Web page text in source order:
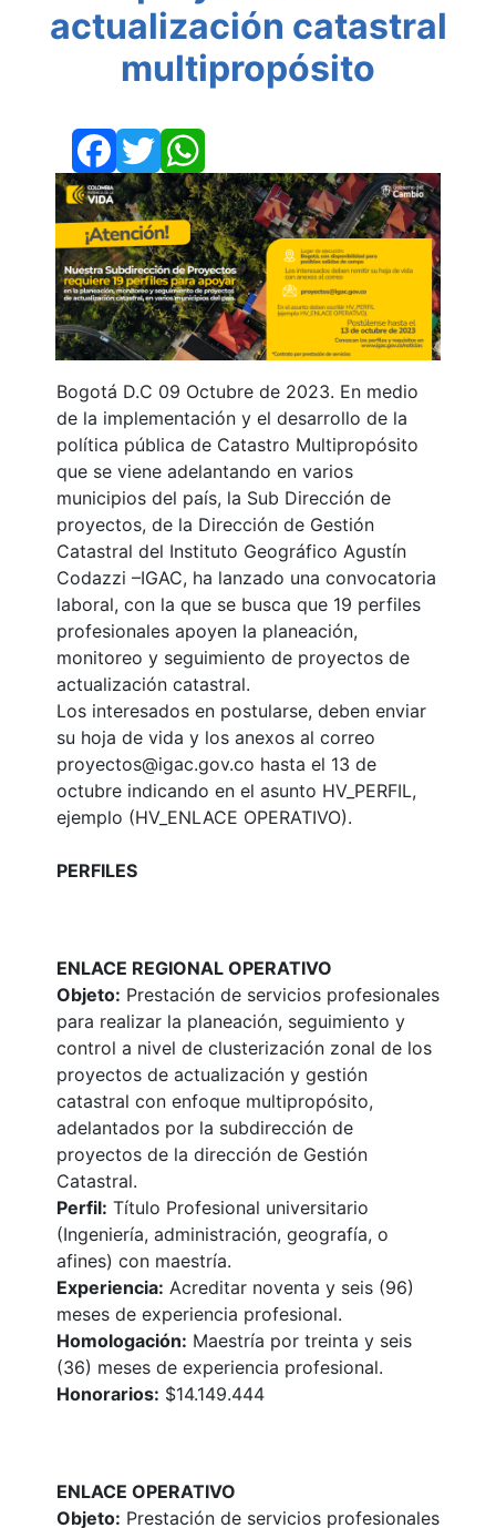
actualización catastral
multipropósito
Facebook
Twitter
Bogotá D.C 09 Octubre de 2023. En medio
de la implementación y el desarrollo de la
política pública de Catastro Multipropósito
que se viene adelantando en varios
municipios del país, la Sub Dirección de
proyectos, de la Dirección de Gestión
Catastral del Instituto Geográfico Agustín
Codazzi –IGAC, ha lanzado una convocatoria
laboral, con la que se busca que 19 perfiles
profesionales apoyen la planeación,
monitoreo y seguimiento de proyectos de
actualización catastral.
Los interesados en postularse, deben enviar
su hoja de vida y los anexos al correo
proyectos@igac.gov.co hasta el 13 de
octubre indicando en el asunto HV_PERFIL,
ejemplo (HV_ENLACE OPERATIVO).
PERFILES
ENLACE REGIONAL OPERATIVO
Objeto: Prestación de servicios profesionales
para realizar la planeación, seguimiento y
control a nivel de clusterización zonal de los
proyectos de actualización y gestión
catastral con enfoque multipropósito,
adelantados por la subdirección de
proyectos de la dirección de Gestión
Catastral.
Perfil: Título Profesional universitario
(Ingeniería, administración, geografía, o
afines) con maestría.
Experiencia: Acreditar noventa y seis (96)
meses de experiencia profesional.
Homologación: Maestría por treinta y seis
(36) meses de experiencia profesional.
Honorarios: $14.149.444
ENLACE OPERATIVO
Objeto: Prestación de servicios profesionales